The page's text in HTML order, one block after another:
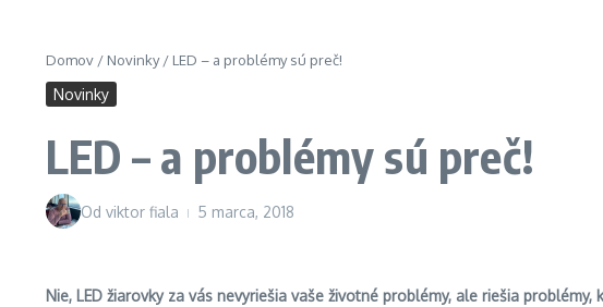
Domov / Novinky/ LED – a problémy sú preč!
Novinky
LED – a problémy sú preč!
Od viktor fiala 5 marca, 2018
Nie, LED žiarovky za vás nevyriešia vaše životné problémy, ale riešia